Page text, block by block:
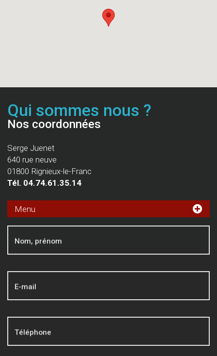
Qui sommes nous ?
Nos coordonnées
Serge Juenet
640 rue neuve
01800 Rignieux-le-Franc
Tél. 04.74.61.35.14
Menu
Mentions légales
Nom, prénom
E-mail
Téléphone